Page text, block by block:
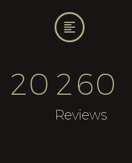
20


260
Reviews